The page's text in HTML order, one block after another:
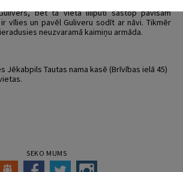
bet tā vietā liliputi sastop pavisam
vīlies un pavēl Guliveru sodīt ar nāvi. Tikmēr
neuzvaramā kaimiņu armāda.
Jēkabpils Tautas nama kasē (Brīvības ielā 45)
SEKO MUMS